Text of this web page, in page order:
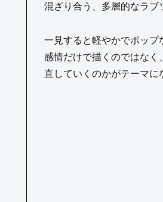
混ざり合う、多層的なラブ
一見すると軽やかでポップ
感情だけで描くのではな
直していくのかがテーマに